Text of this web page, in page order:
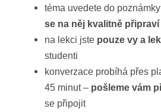
téma uvedete do
se na něj kvalitně připraví
na lekci jste pouze vy a
studenti
konverzace probíhá přes
45 minut – pošleme vám
se připojit